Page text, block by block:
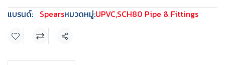
แบรนด์: Spearsหมวดหมู่:UPVC,SCH80 Pipe & Fittings
แชร์